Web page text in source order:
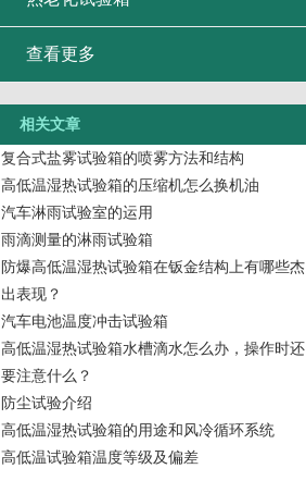
查看更多
相关文章
复合式盐雾试验箱的喷雾方法和结构
高低温湿热试验箱的压缩机怎么换机油
汽车淋雨试验室的运用
雨滴测量的淋雨试验箱
防爆高低温湿热试验箱在钣金结构上有哪些杰
出表现？
汽车电池温度冲击试验箱
高低温湿热试验箱水槽滴水怎么办，操作时还
要注意什么？
防尘试验介绍
高低温湿热试验箱的用途和风冷循环系统
高低温试验箱温度等级及偏差